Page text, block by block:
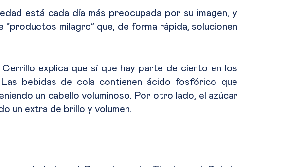
está cada día más preocupada por su imagen, y
milagro” que, de forma rápida, solucionen
explica que sí que hay parte de cierto en los
bebidas de cola contienen ácido fosfórico que
un cabello voluminoso. Por otro lado, el azúcar
un extra de brillo y volumen.